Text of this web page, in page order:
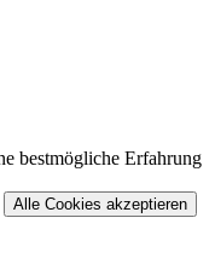
bestmögliche Erfahrung
Alle Cookies akzeptieren